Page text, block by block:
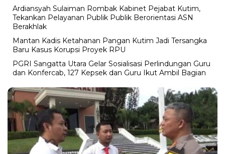
Ardiansyah Sulaiman Rombak Kabinet Pejabat Kutim,
Tekankan Pelayanan Publik Publik Berorientasi ASN
Berakhlak
Mantan Kadis Ketahanan Pangan Kutim Jadi Tersangka
Baru Kasus Korupsi Proyek RPU
PGRI Sangatta Utara Gelar Sosialisasi Perlindungan Guru
dan Konfercab, 127 Kepsek dan Guru Ikut Ambil Bagian